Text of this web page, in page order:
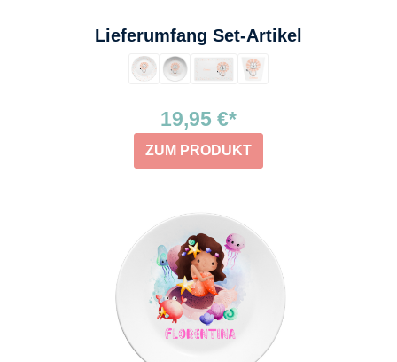
Lieferumfang Set-Artikel
19,95 €*
ZUM PRODUKT